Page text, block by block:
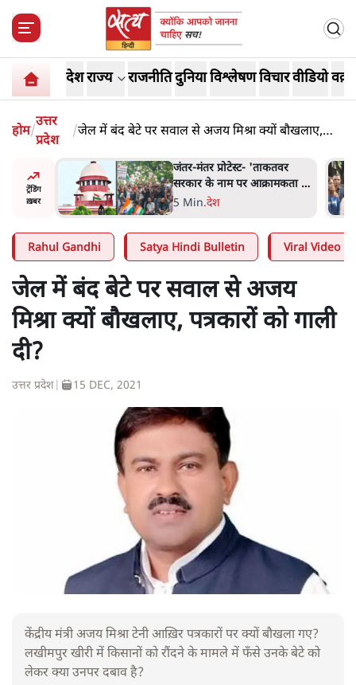
देशराज्य राजनीतिदुनियाविश्लेषणविचारवीडियो
होम/
उत्तर
प्रदेश
/जेल में बंद बेटे पर सवाल से अजय मिश्रा क्यों बौखलाए,
ट्रेंडिंग
ख़बर
न
को सुने':
जंतर मंतर प्रोटेस्ट: 'युवाओं को
प्रताड़ित किया जा रहा है, पर मोदी-
शाह में बोलने की हिम्मत नहीं'-
7 Min.
Rahul Gandhi Satya Hindi Bulletin Viral Video
जेल में बंद बेटे पर सवाल से अजय
मिश्रा क्यों बौखलाए, पत्रकारों को गाली
दी?
उत्तर प्रदेश 15 DEC, 2021
केंद्रीय मंत्री अजय मिश्रा टेनी आख़िर पत्रकारों पर क्यों बौखला गए?
लखीमपुर खीरी में किसानों को रौंदने के मामले में फँसे उनके बेटे को
लेकर क्या उनपर दबाव है?